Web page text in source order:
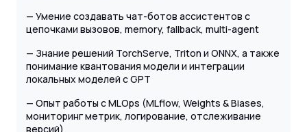
— Умение создавать чат-ботов ассистентов с
цепочками вызовов, memory, fallback, multi-agent
— Знание решений TorchServe, Triton и ONNX, а также
понимание квантования модели и интеграции
локальных моделей с GPT
— Опыт работы с MLOps (MLflow, Weights & Biases,
мониторинг метрик, логирование, отслеживание
версий)